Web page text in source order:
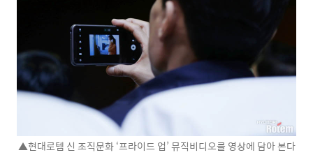
▲현대로템 신 조직문화 ‘프라이드 업’ 뮤직비디오를 영상에 담아 본다